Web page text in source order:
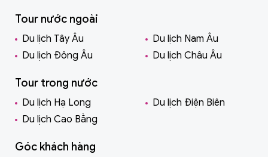
Tour nước ngoài
Du lịch Tây Âu
Du lịch Nam Âu
Du lịch Đông Âu
Du lịch Châu Âu
Tour trong nước
Du lịch Hạ Long
Du lịch Điện Biên
Du lịch Cao Bằng
Góc khách hàng